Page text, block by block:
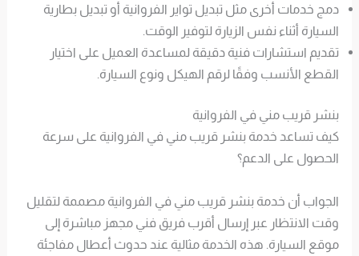
دمج خدمات أخرى مثل تبديل تواير الفروانية أو تبديل بطارية
السيارة أثناء نفس الزيارة لتوفير الوقت.
تقديم استشارات فنية دقيقة لمساعدة العميل على اختيار
القطع الأنسب وفقًا لرقم الهيكل ونوع السيارة.
بنشر قريب مني في الفروانية
كيف تساعد خدمة بنشر قريب مني في الفروانية على سرعة
الحصول على الدعم؟
الجواب أن خدمة بنشر قريب مني في الفروانية مصممة لتقليل
وقت الانتظار عبر إرسال أقرب فريق فني مجهز مباشرة إلى
موقع السيارة. هذه الخدمة مثالية عند حدوث أعطال مفاجئة